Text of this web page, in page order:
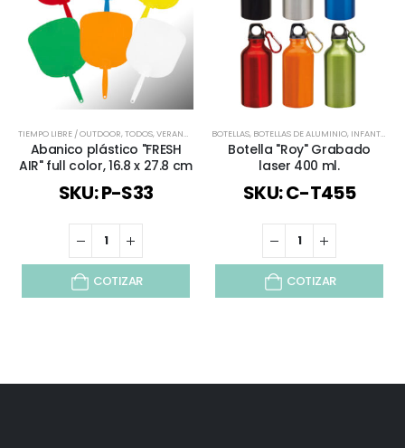
TIEMPO LIBRE / OUTDOOR,TODOS,VERANO VIAJES Y VACACIONES
Abanico plástico "FRESH
AIR" full color, 16.8 x 27.8 cm
SKU: P-S33
COTIZAR
BOTELLAS, BOTELLAS DE ALUMINIO, INFANTIL Y JUVENIL
Botella "Roy" Grabado
laser 400 ml.
SKU: C-T455
COTIZAR